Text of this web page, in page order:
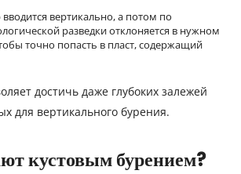
вертикально, а потом по
разведки отклоняется в нужном
точно попасть в пласт, содержащий
достичь даже глубоких залежей
для вертикального бурения.
кустовым бурением?